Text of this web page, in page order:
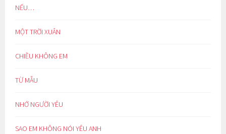
NẾU…
MỘT TRỜI XUÂN
CHIỀU KHÔNG EM
TỪ MẪU
NHỚ NGƯỜI YÊU
SAO EM KHÔNG NÓI YÊU ANH